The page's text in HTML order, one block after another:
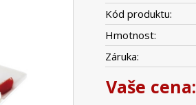
Kód produktu:
Hmotnost:
Záruka:
Vaše cena: